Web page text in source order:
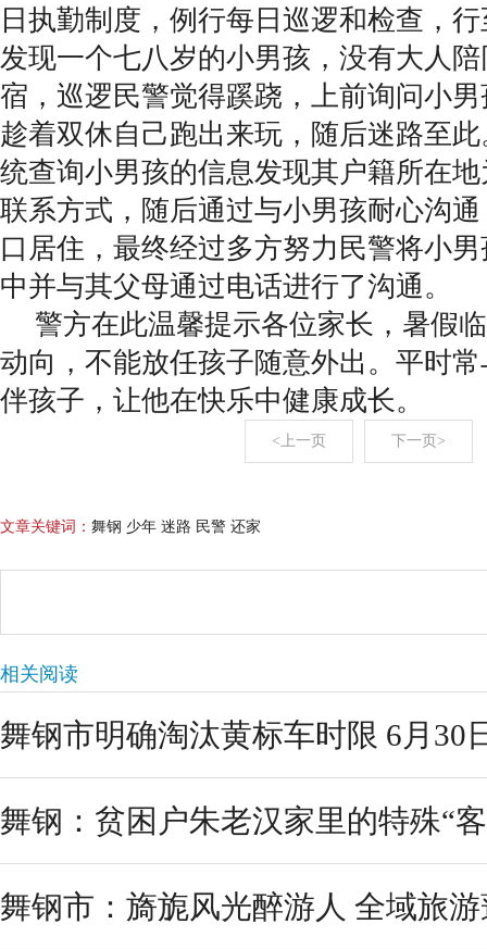
日执勤制度，例行每日巡逻和检查，
发现一个七八岁的小男孩，没有大人
宿，巡逻民警觉得蹊跷，上前询问小
趁着双休自己跑出来玩，随后迷路至
统查询小男孩的信息发现其户籍所在
联系方式，随后通过与小男孩耐心沟
口居住，最终经过多方努力民警将小
中并与其父母通过电话进行了沟通。
警方在此温馨提示各位家长，暑假
动向，不能放任孩子随意外出。平时
伴孩子，让他在快乐中健康成长。
<上一页 下一页>
文章关键词： 舞钢 少年 迷路 民警 还家
相关阅读
舞钢市明确淘汰黄标车时限 6月30
舞钢：贫困户朱老汉家里的特殊“
舞钢市：旖旎风光醉游人 全域旅